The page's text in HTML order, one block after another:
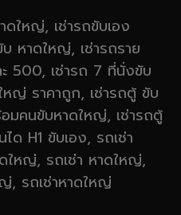
ดใหญ่, เช่ารถขับเอง
หาดใหญ่, เช่ารถราย
500, เช่ารถ 7 ที่นั่งขับ
หญ่ ราคาถูก, เช่ารถตู้ ขับ
มคนขับหาดใหญ่, เช่ารถตู้
ด H1 ขับเอง, รถเช่า
ใหญ่, รถเช่า หาดใหญ่,
, รถเช่าหาดใหญ่